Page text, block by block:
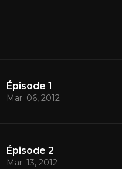
Épisode 1
Mar. 06, 2012
Épisode 2
Mar. 13, 2012